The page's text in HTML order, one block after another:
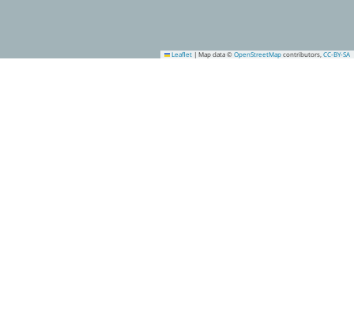
Leaflet | Map data © OpenStreetMap contributors, CC-BY-SA